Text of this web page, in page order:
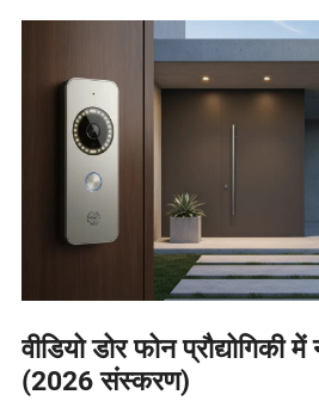
वीडियो डोर फोन प्रौद्योगिकी
(2026 संस्करण)